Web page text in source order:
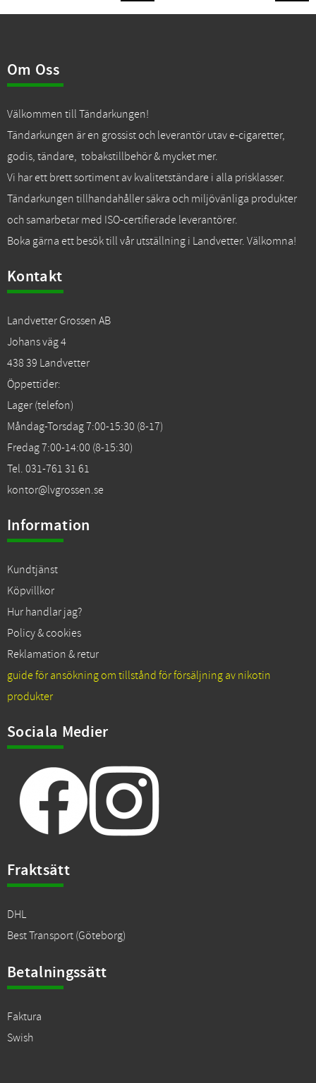
Om Oss
Välkommen till Tändarkungen!
Tändarkungen är en grossist och leverantör utav e-cigaretter,
godis, tändare, tobakstillbehör & mycket mer.
Vi har ett brett sortiment av kvalitetständare i alla prisklasser.
Tändarkungen tillhandahåller säkra och miljövänliga produkter
och samarbetar med ISO-certifierade leverantörer.
Boka gärna ett besök till vår utställning i Landvetter. Välkomna!
Kontakt
Landvetter Grossen AB
Johans väg 4
438 39 Landvetter
Öppettider:
Lager (telefon)
Måndag-Torsdag 7:00-15:30 (8-17)
Fredag 7:00-14:00 (8-15:30)
Tel. 031-761 31 61
kontor@lvgrossen.se
Information
Kundtjänst
Köpvillkor
Hur handlar jag?
Policy & cookies
Reklamation & retur
guide för ansökning om tillstånd för försäljning av nikotin
produkter
Sociala Medier
Fraktsätt
DHL
Best Transport (Göteborg)
Betalningssätt
Faktura
Swish